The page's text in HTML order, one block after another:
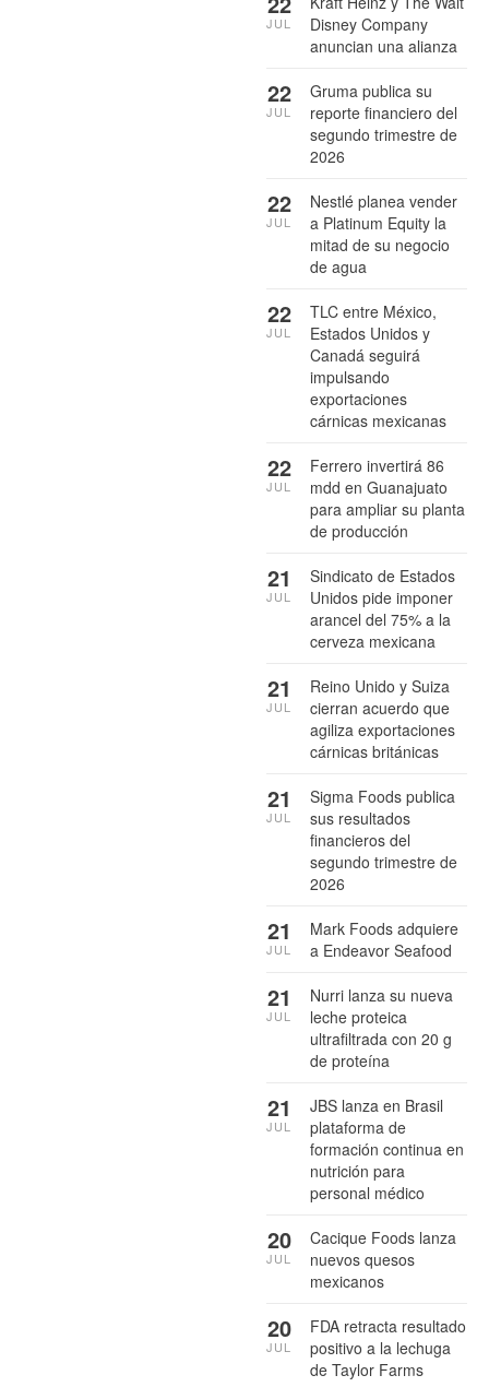
Disney Company
anuncian una alianza
JUL
Gruma publica su
reporte financiero del
segundo trimestre de
2026
22
JUL
Nestlé planea vender
a Platinum Equity la
mitad de su negocio
de agua
22
JUL
TLC entre México,
Estados Unidos y
Canadá seguirá
impulsando
exportaciones
cárnicas mexicanas
22
JUL
Ferrero invertirá 86
mdd en Guanajuato
para ampliar su planta
de producción
22
JUL
Sindicato de Estados
Unidos pide imponer
arancel del 75% a la
cerveza mexicana
21
JUL
Reino Unido y Suiza
cierran acuerdo que
agiliza exportaciones
cárnicas británicas
21
JUL
Sigma Foods publica
sus resultados
financieros del
segundo trimestre de
2026
21
JUL
Mark Foods adquiere
a Endeavor Seafood
21
JUL
Nurri lanza su nueva
leche proteica
ultrafiltrada con 20 g
de proteína
21
JUL
JBS lanza en Brasil
plataforma de
formación continua en
nutrición para
personal médico
21
JUL
Cacique Foods lanza
nuevos quesos
mexicanos
20
JUL
FDA retracta resultado
positivo a la lechuga
de Taylor Farms
20
JUL